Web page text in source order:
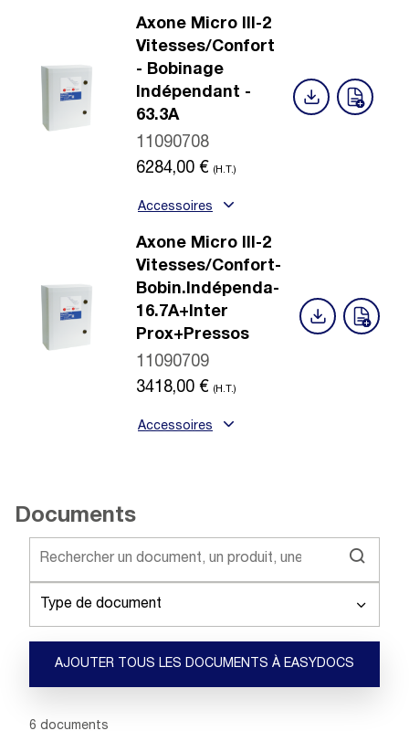
Axone Micro III-2
Vitesses/Confort
- Bobinage
Indépendant -
63.3A
11090708
6284,00 € (H.T.)
Accessoires
Axone Micro III-2
Vitesses/Confort-
Bobin.Indépenda-
16.7A+Inter
Prox+Pressos
11090709
3418,00 € (H.T.)
Accessoires
Documents
Type de document
AJOUTER TOUS LES DOCUMENTS À EASYDOCS
Showing 1 -6
6 documents